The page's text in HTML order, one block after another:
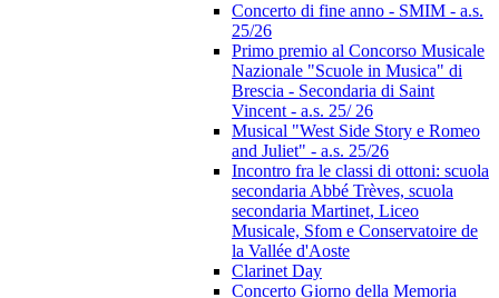
Concerto di fine anno - SMIM - a.s.
25/26
Primo premio al Concorso Musicale
Nazionale "Scuole in Musica" di
Brescia - Secondaria di Saint
Vincent - a.s. 25/ 26
Musical "West Side Story e Romeo
and Juliet" - a.s. 25/26
Incontro fra le classi di ottoni: scuola
secondaria Abbé Trèves, scuola
secondaria Martinet, Liceo
Musicale, Sfom e Conservatoire de
la Vallée d'Aoste
Clarinet Day
Concerto Giorno della Memoria